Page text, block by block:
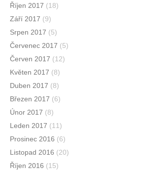
Říjen 2017 (18)
Září 2017 (9)
Srpen 2017 (5)
Červenec 2017 (5)
Červen 2017 (12)
Květen 2017 (8)
Duben 2017 (8)
Březen 2017 (6)
Únor 2017 (8)
Leden 2017 (11)
Prosinec 2016 (6)
Listopad 2016 (20)
Říjen 2016 (15)